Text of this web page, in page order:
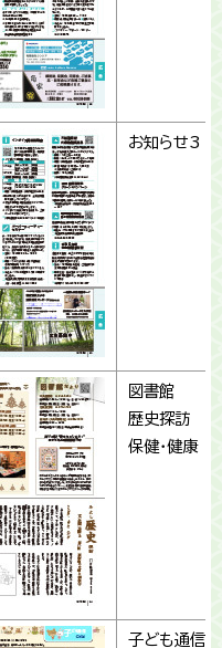
お知らせ3
図書館
歴史探訪
保健・健康
子ども通信